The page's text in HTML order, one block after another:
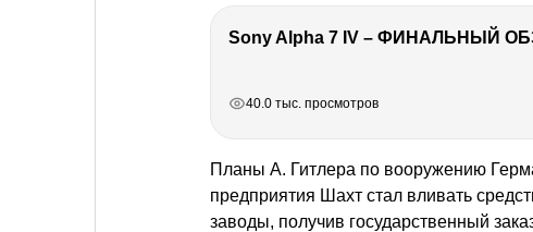
Sony Alpha 7 IV – ФИНАЛЬНЫЙ
40.0 тыс. просмотров
Планы А. Гитлера по вооружению
предприятия Шахт стал вливать
заводы, получив государственный